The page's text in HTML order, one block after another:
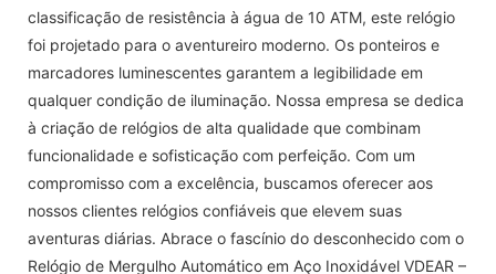
classificação de resistência à água de 10 ATM, este relógio
foi projetado para o aventureiro moderno. Os ponteiros e
marcadores luminescentes garantem a legibilidade em
qualquer condição de iluminação. Nossa empresa se dedica
à criação de relógios de alta qualidade que combinam
funcionalidade e sofisticação com perfeição. Com um
compromisso com a excelência, buscamos oferecer aos
nossos clientes relógios confiáveis ​​que elevem suas
aventuras diárias. Abrace o fascínio do desconhecido com o
Relógio de Mergulho Automático em Aço Inoxidável VDEAR –